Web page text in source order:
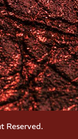
Reserved.